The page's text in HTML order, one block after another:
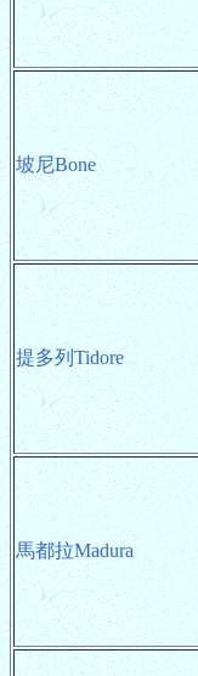
坡尼Bone
提多列Tidore
馬都拉Madura